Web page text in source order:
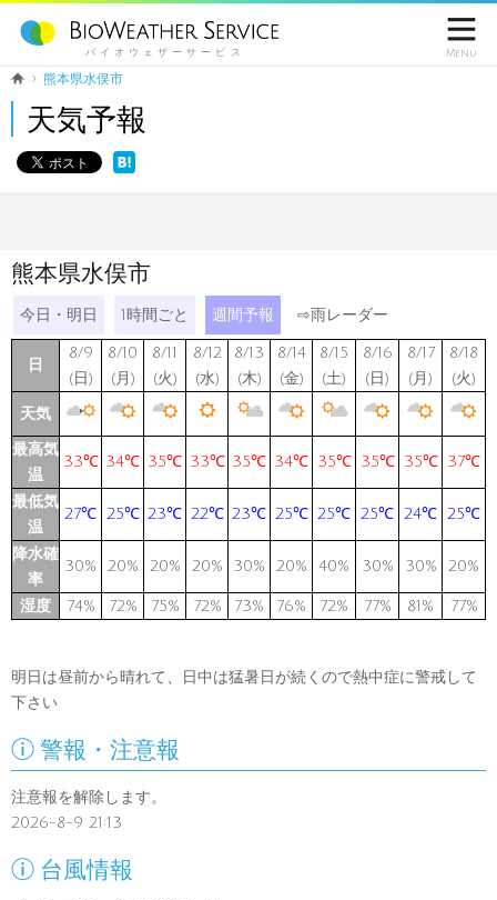
バイオウェザーサービス

Menu
熊本県水俣市
天気予報
熊本県水俣市
今日・明日 1時間ごと 週間予報 ⇨雨レーダー
日
8/9
(日)
8/10
(月)
8/11
(火)
8/12
(水)
8/13
(木)
8/14
(金)
8/15
(土)
8/16
(日)
8/17
(月)
8/18
(火)
天気
最高気
温
33℃ 34℃ 35℃ 33℃ 35℃ 34℃ 35℃ 35℃ 35℃ 37℃
最低気
温
27℃ 25℃ 23℃ 22℃ 23℃ 25℃ 25℃ 25℃ 24℃ 25℃
降水確
率
30% 20% 20% 20% 30% 20% 40% 30% 30% 20%
湿度 74% 72% 75% 72% 73% 76% 72% 77% 81% 77%
明日は昼前から晴れて、日中は猛暑日が続くので熱中症に警戒して
下さい
 警報・注意報
注意報を解除します。
2026-8-9 21:13
 台風情報